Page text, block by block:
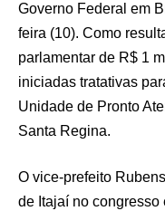
Governo Federal em
feira (10). Como
parlamentar de R$ 1
iniciadas tratativas
Unidade de Pronto
Santa Regina.
O vice-prefeito
de Itajaí no